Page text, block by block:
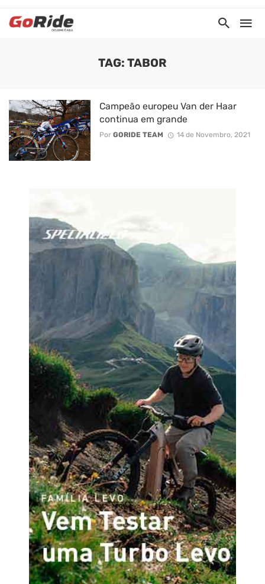
TAG: TABOR
Campeão europeu Van der Haar
continua em grande
Por GORIDE TEAM 14 de Novembro, 2021